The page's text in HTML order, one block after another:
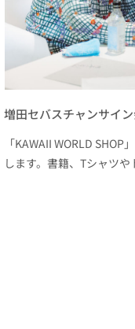
増田セバスチャンサイ
「KAWAII WORLD
します。書籍、Tシャツ